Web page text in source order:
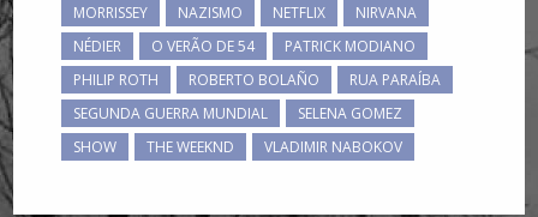
MORRISSEY
NAZISMO NETFLIX
NIRVANA
NÉDIER
O VERÃO DE 54
PATRICK MODIANO
PHILIP ROTH
ROBERTO BOLAÑO
RUA PARAÍBA
SEGUNDA GUERRA MUNDIAL
SELENA GOMEZ
SHOW
THE WEEKND VLADIMIR NABOKOV